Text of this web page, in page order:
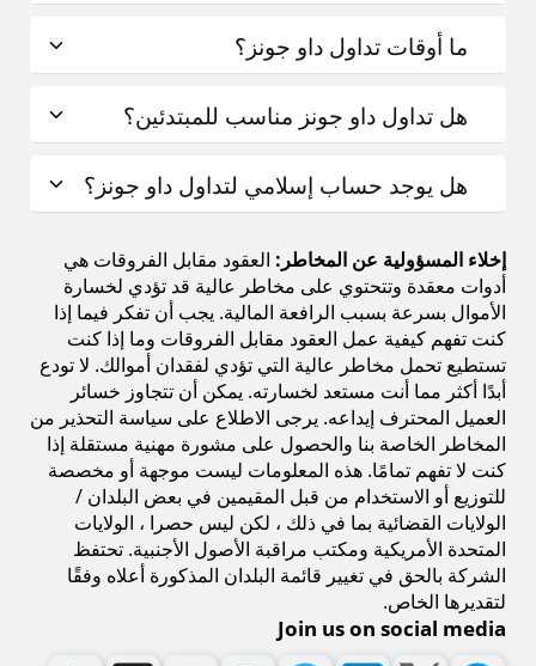
ما أوقات تداول داو جونز؟
هل تداول داو جونز مناسب للمبتدئين؟
هل يوجد حساب إسلامي لتداول داو جونز؟
إخلاء المسؤولية عن المخاطر: العقود مقابل الفروقات هي
أدوات معقدة وتتحتوي على مخاطر عالية قد تؤدي لخسارة
الأموال بسرعة بسبب الرافعة المالية. يجب أن تفكر فيما إذا
كنت تفهم كيفية عمل العقود مقابل الفروقات وما إذا كنت
تستطيع تحمل مخاطر عالية التي تؤدي لفقدان أموالك. لا تودع
أبدًا أكثر مما أنت مستعد لخسارته. يمكن أن تتجاوز خسائر
العميل المحترف إيداعه. يرجى الاطلاع على سياسة التحذير من
المخاطر الخاصة بنا والحصول على مشورة مهنية مستقلة إذا
كنت لا تفهم تمامًا. هذه المعلومات ليست موجهة أو مخصصة
للتوزيع أو الاستخدام من قبل المقيمين في بعض البلدان /
الولايات القضائية بما في ذلك ، لكن ليس حصرا ، الولايات
المتحدة الأمريكية ومكتب مراقبة الأصول الأجنبية. تحتفظ
الشركة بالحق في تغيير قائمة البلدان المذكورة أعلاه وفقًا
لتقديرها الخاص.
Join us on social media